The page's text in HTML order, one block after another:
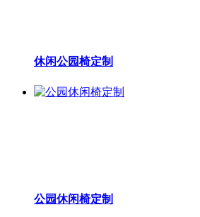
休闲公园椅定制
公园休闲椅定制